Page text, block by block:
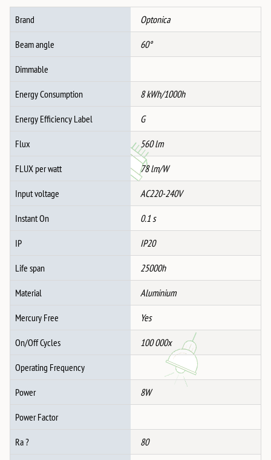
РОТАТИВЕН,
4500K
количина
Brand Optonica
Beam angle 60°
Dimmable
Energy Consumption 8 kWh/1000h
Energy Efficiency Label G
Flux 560 lm
FLUX per watt 78 lm/W
Input voltage AC220-240V
Instant On 0.1 s
IP IP20
Life span 25000h
Material Aluminium
Mercury Free Yes
On/Off Cycles 100 000x
Operating Frequency
Power 8W
Power Factor
Ra ? 80